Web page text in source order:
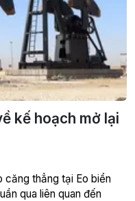
kế hoạch mở lại
căng thẳng tại Eo biển
qua liên quan đến